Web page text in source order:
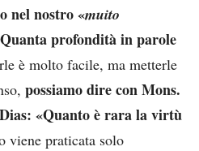
nel nostro «muito
profondità in parole
è molto facile, ma metterle
possiamo dire con Mons.
«Quanto è rara la virtù
viene praticata solo